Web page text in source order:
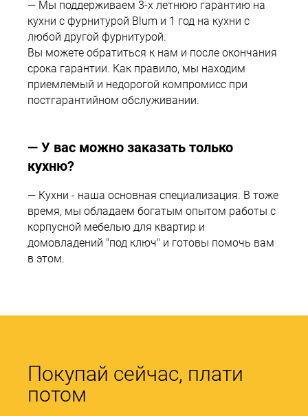
new
1
— Мы поддерживаем 3-х летнюю гарантию на
кухни с фурнитурой Blum и 1 год на кухни с
любой другой фурнитурой.
Вы можете обратиться к нам и после окончания
срока гарантии. Как правило, мы находим
приемлемый и недорогой компромисс при
постгарантийном обслуживании.
— У вас можно заказать только
кухню?
— Кухни - наша основная специализация. В тоже
время, мы обладаем богатым опытом работы с
корпусной мебелью для квартир и
домовладений "под ключ" и готовы помочь вам
в этом.
Покупай сейчас, плати
потом